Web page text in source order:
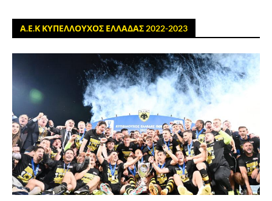
Α.Ε.Κ ΚΥΠΕΛΛΟΥΧΟΣ ΕΛΛΑΔΑΣ 2022-2023